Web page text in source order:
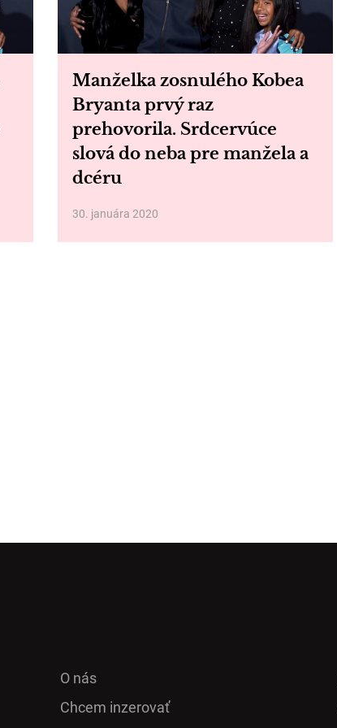
Manželka zosnulého Kobea
Bryanta prvý raz
prehovorila. Srdcervúce
slová do neba pre manžela a
dcéru
30. januára 2020
O nás
Chcem inzerovať